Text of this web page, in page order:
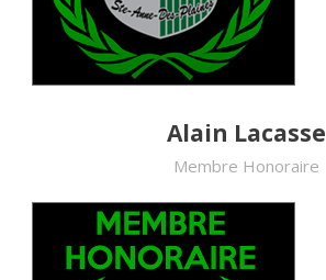
Alain Lacasse
Membre Honoraire